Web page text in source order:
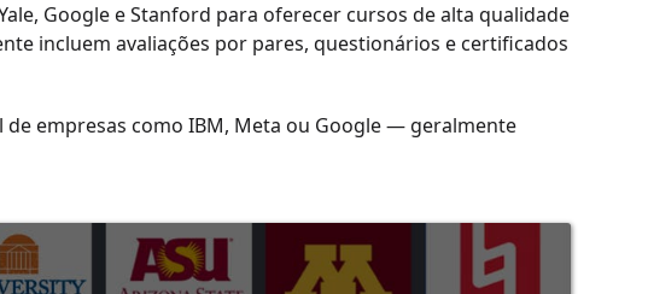
Google e Stanford para oferecer cursos de alta qualidade
incluem avaliações por pares, questionários e certificados
empresas como IBM, Meta ou Google — geralmente